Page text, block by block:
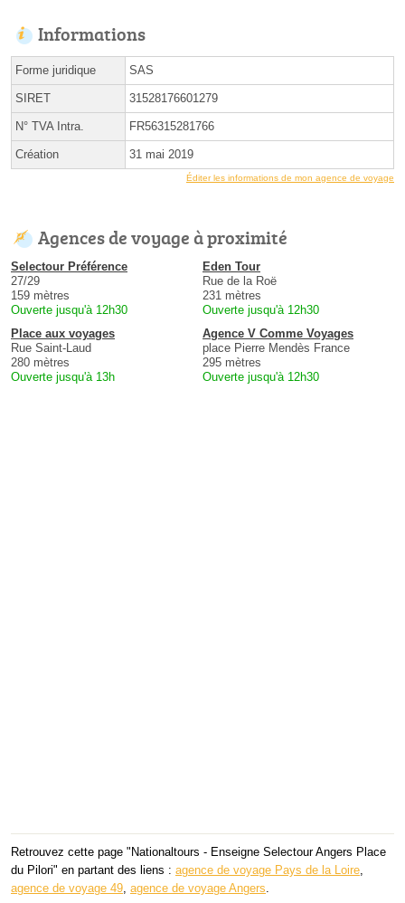
Informations
Forme juridique SAS
SIRET 31528176601279
N° TVA Intra. FR56315281766
Création 31 mai 2019
Éditer les informations de mon agence de voyage
Agences de voyage à proximité
Selectour Préférence
27/29
159 mètres
Ouverte jusqu'à 12h30
Eden Tour
Rue de la Roë
231 mètres
Ouverte jusqu'à 12h30
Place aux voyages
Rue Saint-Laud
280 mètres
Ouverte jusqu'à 13h
Agence V Comme Voyages
place Pierre Mendès France
295 mètres
Ouverte jusqu'à 12h30
Retrouvez cette page "Nationaltours - Enseigne Selectour Angers Place
du Pilori" en partant des liens : agence de voyage Pays de la Loire,
agence de voyage 49, agence de voyage Angers.